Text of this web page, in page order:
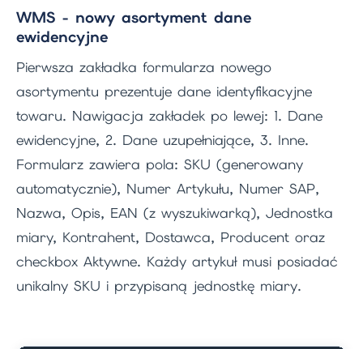
WMS - nowy asortyment dane
ewidencyjne
Pierwsza zakładka formularza nowego
asortymentu prezentuje dane identyfikacyjne
towaru. Nawigacja zakładek po lewej: 1. Dane
ewidencyjne, 2. Dane uzupełniające, 3. Inne.
Formularz zawiera pola: SKU (generowany
automatycznie), Numer Artykułu, Numer SAP,
Nazwa, Opis, EAN (z wyszukiwarką), Jednostka
miary, Kontrahent, Dostawca, Producent oraz
checkbox Aktywne. Każdy artykuł musi posiadać
unikalny SKU i przypisaną jednostkę miary.